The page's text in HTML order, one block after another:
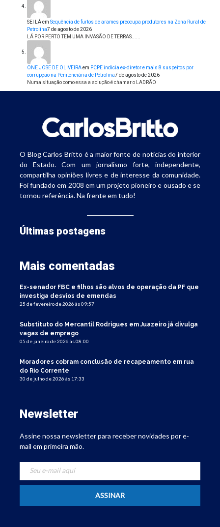
SEI LÁem Sequência de furtos de arames preocupa produtores na Zona Rural de
Petrolina7 de agosto de 2026
LÁ POR PERTO TEM UMA INVASÃO DE TERRAS......
ONE JOSE DE OLIVEIRAem PCPE indicia ex-diretor e mais 8 suspeitos por
corrupção na Penitenciária de Petrolina7 de agosto de 2026
Numa situação como essa a solução é chamar o LADRÃO
O Blog Carlos Britto é a maior fonte de notícias do interior
do Estado. Com um jornalismo forte, independente,
compartilha opiniões livres e de interesse da comunidade.
Foi fundado em 2008 em um projeto pioneiro e ousado e se
tornou referência. Na frente em tudo!
Últimas postagens
Mais comentadas
Ex-senador FBC e filhos são alvos de operação da PF que
investiga desvios de emendas
25 de fevereiro de 2026 às 09:57
Substituto do Mercantil Rodrigues em Juazeiro já divulga
vagas de emprego
05 de janeiro de 2026 às 08:00
Moradores cobram conclusão de recapeamento em rua
do Rio Corrente
30 de julho de 2026 às 17:33
Newsletter
Assine nossa newsletter para receber novidades por e-
mail em primeira mão.